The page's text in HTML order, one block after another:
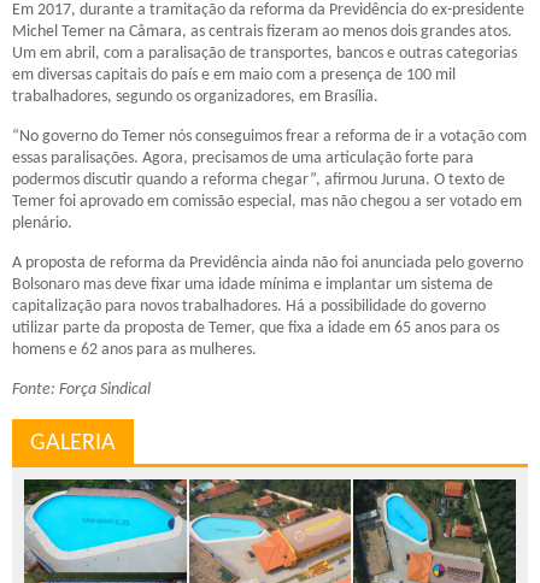
Em 2017, durante a tramitação da reforma da Previdência do ex-presidente
Michel Temer na Câmara, as centrais fizeram ao menos dois grandes atos.
Um em abril, com a paralisação de transportes, bancos e outras categorias
em diversas capitais do país e em maio com a presença de 100 mil
trabalhadores, segundo os organizadores, em Brasília.
“No governo do Temer nós conseguimos frear a reforma de ir a votação com
essas paralisações. Agora, precisamos de uma articulação forte para
podermos discutir quando a reforma chegar”, afirmou Juruna. O texto de
Temer foi aprovado em comissão especial, mas não chegou a ser votado em
plenário.
A proposta de reforma da Previdência ainda não foi anunciada pelo governo
Bolsonaro mas deve fixar uma idade mínima e implantar um sistema de
capitalização para novos trabalhadores. Há a possibilidade do governo
utilizar parte da proposta de Temer, que fixa a idade em 65 anos para os
homens e 62 anos para as mulheres.
Fonte: Força Sindical
GALERIA